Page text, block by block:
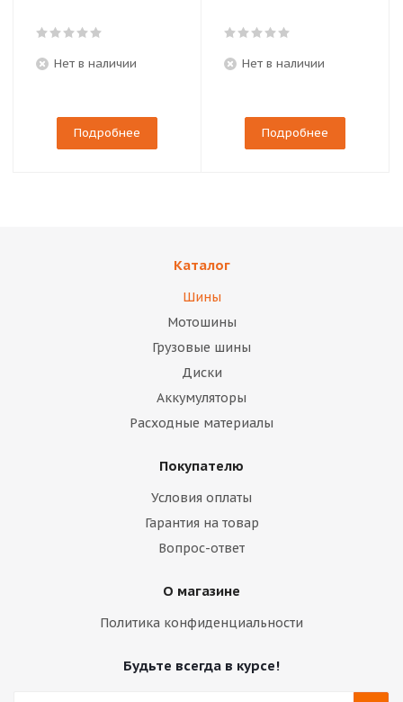
Нет в наличии
Подробнее
Нет в наличии
Подробнее
Каталог
Шины
Мотошины
Грузовые шины
Диски
Аккумуляторы
Расходные материалы
Покупателю
Условия оплаты
Гарантия на товар
Вопрос-ответ
О магазине
Политика конфиденциальности
Будьте всегда в курсе!